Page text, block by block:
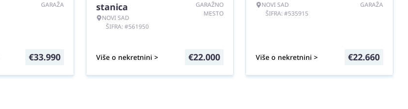
GARAŽA
€33.990
stanica
NOVI SAD
ŠIFRA: #561950
GARAŽNO
MESTO
Više o nekretnini > €22.000
NOVI SAD
ŠIFRA: #535915
GARAŽA
Više o nekretnini > €22.660